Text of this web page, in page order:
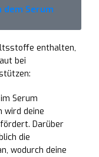
Serum
enthalten,
bei
Serum
wird deine
Darüber
die
wodurch deine